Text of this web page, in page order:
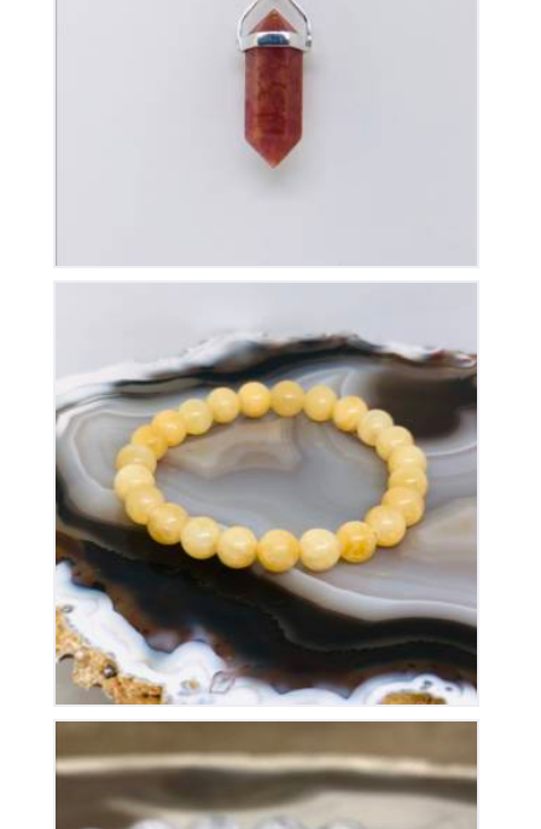
Pendentif Pointe Cornaline
35 €
Bracelet Calcite Orange Elastique